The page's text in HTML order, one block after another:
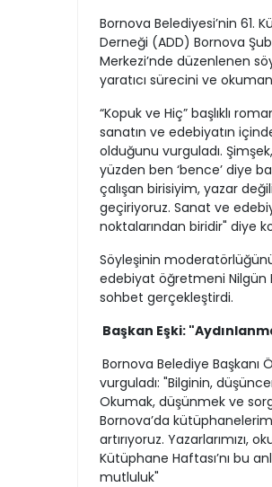
Bornova Belediyesi’nin 61.
Derneği (ADD) Bornova
Merkezi’nde düzenlenen
yaratıcı sürecini ve
“Kopuk ve Hiç” başlıklı
sanatın ve edebiyatın
olduğunu vurguladı.
yüzden ben ‘bence’ diye
çalışan birisiyim, yazar
geçiriyoruz. Sanat ve
noktalarından biridir" diye
Söyleşinin
edebiyat öğretmeni Nilgün
sohbet gerçekleştirdi.
Başkan Eşki:
Bornova Belediye Başkanı
vurguladı: "Bilginin,
Okumak, düşünmek ve
Bornova’da
artırıyoruz. Yazarlarımızı,
Kütüphane Haftası’nı bu
mutluluk"